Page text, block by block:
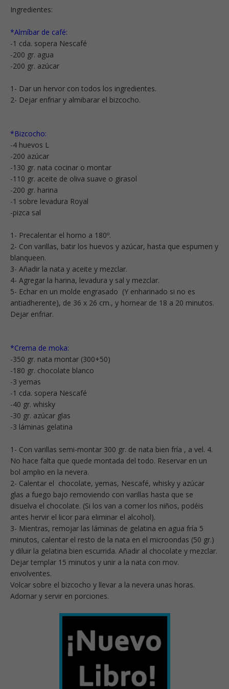
Ingredientes:
*Almíbar de café:
-1 cda. sopera Nescafé
-200 gr. agua
-200 gr. azúcar
1- Dar un hervor con todos los ingredientes.
2- Dejar enfriar y almibarar el bizcocho.
*Bizcocho:
-4 huevos L
-200 azúcar
-130 gr. nata cocinar o montar
-110 gr. aceite de oliva suave o girasol
-200 gr. harina
-1 sobre levadura Royal
-pizca sal
1- Precalentar el horno a 180º.
2- Con varillas, batir los huevos y azúcar, hasta que espumen y
blanqueen.
3- Añadir la nata y aceite y mezclar.
4- Agregar la harina, levadura y sal y mezclar.
5- Echar en un molde engrasado (Y enharinado si no es
antiadherente), de 36 x 26 cm., y hornear de 18 a 20 minutos.
Dejar enfriar.
*Crema de moka:
-350 gr. nata montar (300+50)
-180 gr. chocolate blanco
-3 yemas
-1 cda. sopera Nescafé
-40 gr. whisky
-30 gr. azúcar glas
-3 láminas gelatina
1- Con varillas semi-montar 300 gr. de nata bien fría , a vel. 4.
No hace falta que quede montada del todo. Reservar en un
bol amplio en la nevera.
2- Calentar el chocolate, yemas, Nescafé, whisky y azúcar
glas a fuego bajo removiendo con varillas hasta que se
disuelva el chocolate. (Si los van a comer los niños, podéis
antes hervir el licor para eliminar el alcohol).
3- Mientras, remojar las láminas de gelatina en agua fría 5
minutos, calentar el resto de la nata en el microondas (50 gr.)
y diluir la gelatina bien escurrida. Añadir al chocolate y mezclar.
Dejar templar 15 minutos y unir a la nata con mov.
envolventes.
Volcar sobre el bizcocho y llevar a la nevera unas horas.
Adornar y servir en porciones.